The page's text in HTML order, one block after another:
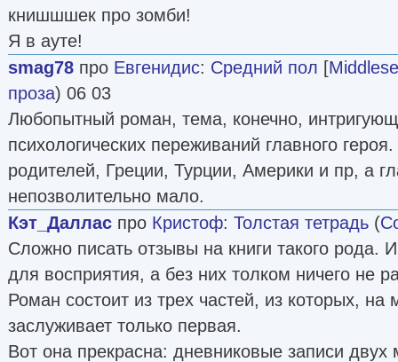
книшшшек про зомби!
Я в ауте!
smag78 про Евгенидис: Средний пол [
проза) 06 03
Любопытный роман, тема, конечно,
психологических переживаний главного
родителей, Греции, Турции, Америки и пр, а
непозволительно мало.
Кэт_Даллас про Кристоф: Толстая тетрадь (
Сложно писать отзывы на книги такого рода.
для восприятия, а без них толком ничего не
Роман состоит из трех частей, из которых, на
заслуживает только первая.
Вот она прекрасна: дневниковые записи двух